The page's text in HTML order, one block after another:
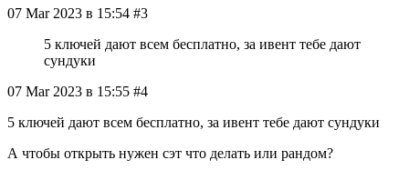
07 Mar 2023 в 15:54 #3
5 ключей дают всем бесплатно, за ивент тебе дают
сундуки
07 Mar 2023 в 15:55 #4
5 ключей дают всем бесплатно, за ивент тебе дают сундуки
А чтобы открыть нужен сэт что делать или рандом?